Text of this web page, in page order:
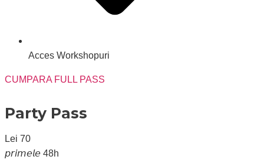
Acces Workshopuri
CUMPARA FULL PASS
Party Pass
Lei 70
𝘱𝘳𝘪𝘮𝘦𝘭𝘦 48h